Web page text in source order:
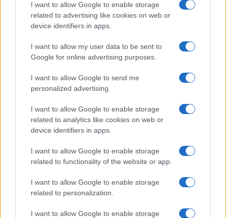
I want to allow Google to enable storage
related to advertising like cookies on web or
device identifiers in apps.
I want to allow my user data to be sent to
Google for online advertising purposes.
I want to allow Google to send me
personalized advertising.
I want to allow Google to enable storage
related to analytics like cookies on web or
device identifiers in apps.
I want to allow Google to enable storage
related to functionality of the website or app.
I want to allow Google to enable storage
related to personalization.
I want to allow Google to enable storage
Sigue leyendo